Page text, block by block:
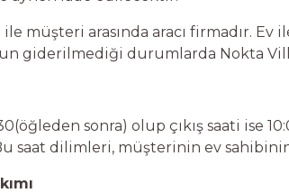
ile müşteri arasında aracı firmadır.
giderilmediği durumlarda Nokta
sonra) olup çıkış saati ise
saat dilimleri, müşterinin ev